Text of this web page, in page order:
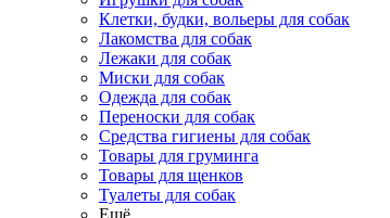
Клетки, будки, вольеры для собак
Лакомства для собак
Лежаки для собак
Миски для собак
Одежда для собак
Переноски для собак
Средства гигиены для собак
Товары для груминга
Товары для щенков
Туалеты для собак
Ещё